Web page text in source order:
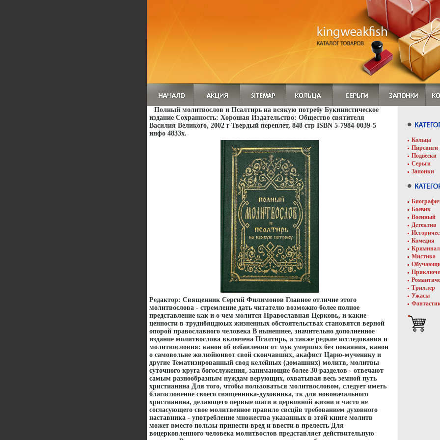
Полный молитвослов и Псалтирь на всякую потребу Букинистическое
издание Сохранность: Хорошая Издательство: Общество святителя
Василия Великого, 2002 г Твердый переплет, 848 стр ISBN 5-7984-0039-5
инфо 4833x.
Редактор: Священник Сергий Филимонов Главное отличие этого
молитвослова - стремление дать читателю возможно более полное
представление как и о чем молится Православная Церковь, и какие
ценности в труднбяцдюых жизненных обстоятельствах становятся верной
опорой православного человека В нынешнее, значительно дополненное
издание молитвослова включена Псалтирь, а также редкие исследования и
молитвословия: канон об избавлении от мук умерших без покаяния, канон
о самовольне жвлюйюивот свой скончавших, акафист Царю-мученику и
другие Тематизированный свод келейных (домашних) молитв, молитвы
суточного круга богослужения, занимающие более 30 разделов - отвечают
самым разнообразным нуждам верующих, охватывая весь земной путь
христианина Для того, чтобы пользоваться молитвословом, следует иметь
благословение своего священника-духовника, тк для новоначального
христианина, делающего первые шаги в церковной жизни и часто не
согласующего свое молитвенное правило свсцйв требованием духовного
наставника - употребление множества указанных в этой книге молитв
может вместо пользы принести вред и ввести в прелесть Для
воцерковленного человека молитвослов представляет действительную
Кольца
Пирсинги
Подвески
Серьги
Запонки
Боевик
Военный
Детектив
Комедия
Мистика
Триллер
Ужасы